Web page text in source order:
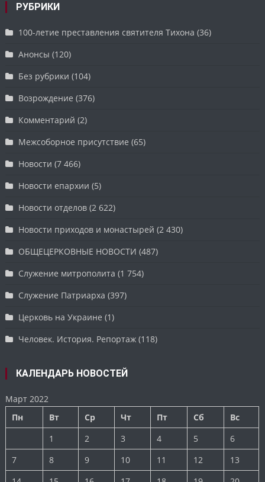
РУБРИКИ
100-летие преставления святителя Тихона (36)
Анонсы (120)
Без рубрики (104)
Возрождение (376)
Комментарий (2)
Межсоборное присутствие (65)
Новости (7 466)
Новости епархии (5)
Новости отделов (2 622)
Новости приходов и монастырей (2 430)
ОБЩЕЦЕРКОВНЫЕ НОВОСТИ (487)
Служение митрополита (1 754)
Служение Патриарха (397)
Церковь на Украине (1)
Человек. История. Репортаж (118)
КАЛЕНДАРЬ НОВОСТЕЙ
Март 2022
Пн
Вт Ср Чт Пт Сб
Вс
1
2 3 4 5
6
7
8 9 10 11 12
13